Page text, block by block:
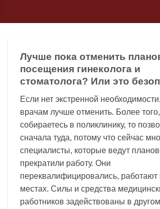
Лучше пока отменить
посещения гинеколога и
стоматолога? Или это
Если нет экстренной
врачам лучше отменить. Более
собираетесь в поликлинику, то
сначала туда, потому что сейчас
специалисты, которые ведут
прекратили работу. Они
переквалифицировались, работают
местах. Силы и средства
работников задействованы в другом